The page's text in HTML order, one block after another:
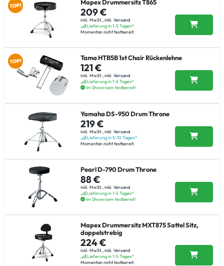
Mapex Drummersitz T865
209 €
inkl. MwSt., inkl. Versand
Lieferung in 1-5 Tagen*
Momentan nicht testbereit.
Tama HTB5B 1st Chair Rückenlehne
121 €
inkl. MwSt., inkl. Versand
Lieferung in 1-5 Tagen*
Im Showroom testbereit!
Yamaha DS-950 Drum Throne
219 €
inkl. MwSt., inkl. Versand
Lieferung in 5-10 Tagen*
Momentan nicht testbereit.
Pearl D-790 Drum Throne
88 €
inkl. MwSt., inkl. Versand
Lieferung in 1-5 Tagen*
Im Showroom testbereit!
Mapex Drummersitz MXT875 Sattel Sitz,
doppelstrebig
224 €
inkl. MwSt.,inkl. Versand
Lieferung in 1-5 Tagen*
Momentan nicht testbereit.